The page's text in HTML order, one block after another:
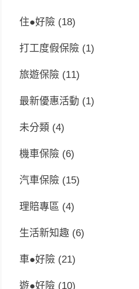
住●好險 (18)
打工度假保險 (1)
旅遊保險 (11)
最新優惠活動 (1)
未分類 (4)
機車保險 (6)
汽車保險 (15)
理賠專區 (4)
生活新知趣 (6)
車●好險 (21)
遊●好險 (10)